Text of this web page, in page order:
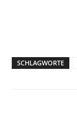
SCHLAGWORTE